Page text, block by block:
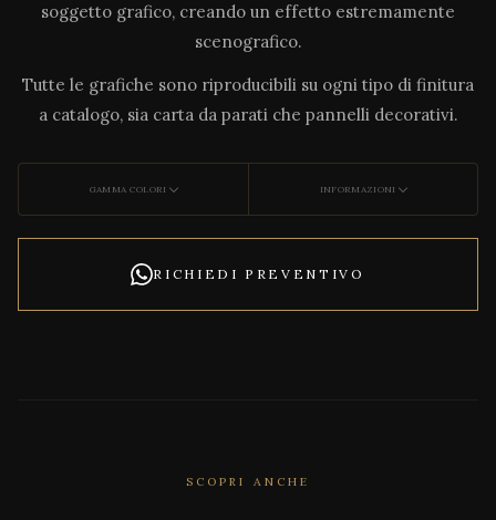
soggetto grafico, creando un effetto estremamente
scenografico.
Tutte le grafiche sono riproducibili su ogni tipo di finitura
a catalogo, sia carta da parati che pannelli decorativi.
GAMMA COLORI INFORMAZIONI
RICHIEDI PREVENTIVO
SCOPRI ANCHE